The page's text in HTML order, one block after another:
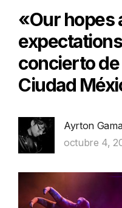
«Our hopes
concierto
Ciudad
Ayrton
octubre 4,